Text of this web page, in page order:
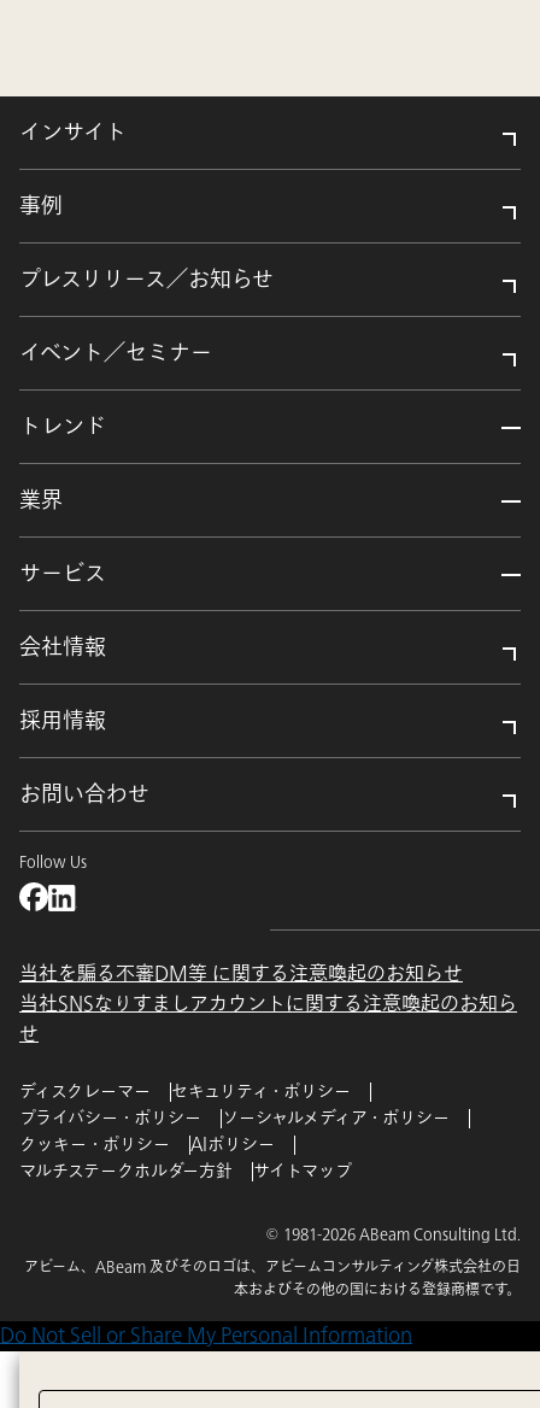
インサイト
事例
プレスリリース／お知らせ
イベント／セミナー
トレンド
業界
サービス
会社情報
採用情報
お問い合わせ
Follow Us
当社を騙る不審DM等 に関する注意喚起のお知らせ
当社SNSなりすましアカウントに関する注意喚起のお知ら
せ
ディスクレーマー
セキュリティ・ポリシー
プライバシー・ポリシー
ソーシャルメディア・ポリシー
クッキー・ポリシー
AIポリシー
マルチステークホルダー方針
サイトマップ
© 1981-2026 ABeam Consulting Ltd.
アビーム、ABeam 及びそのロゴは、アビームコンサルティング株式会社の日
本およびその他の国における登録商標です。
Do Not Sell or Share My Personal Information